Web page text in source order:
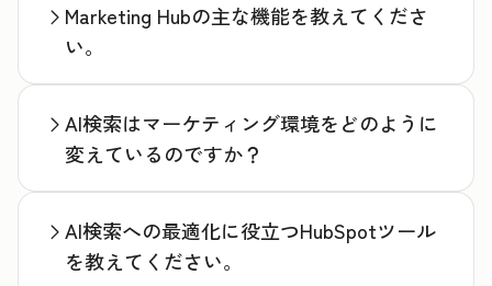
Marketing Hubの主な機能を教えてくださ
い。
AI検索はマーケティング環境をどのように
変えているのですか？
AI検索への最適化に役立つHubSpotツール
を教えてください。